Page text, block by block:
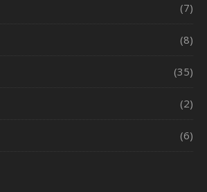
(7)
(8)
(35)
(2)
(6)